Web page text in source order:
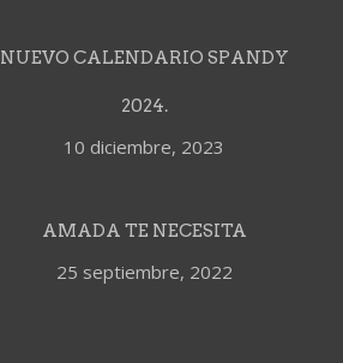
NUEVO CALENDARIO SPANDY
2024.
10 diciembre, 2023
AMADA TE NECESITA
25 septiembre, 2022